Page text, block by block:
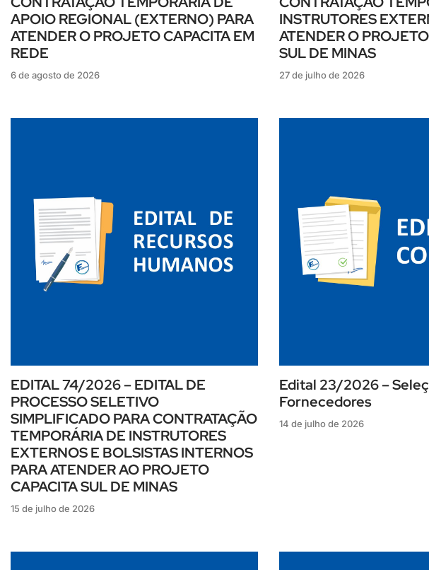
APOIO REGIONAL (EXTERNO) PARA
ATENDER O PROJETO CAPACITA EM
REDE
6 de agosto de 2026
INSTRUTORES
ATENDER O
SUL DE MINAS
27 de julho de 2026
EDITAL 74/2026 – EDITAL DE
PROCESSO SELETIVO
SIMPLIFICADO PARA CONTRATAÇÃO
TEMPORÁRIA DE INSTRUTORES
EXTERNOS E BOLSISTAS INTERNOS
PARA ATENDER AO PROJETO
CAPACITA SUL DE MINAS
15 de julho de 2026
Edital 23/2026 –
Fornecedores
14 de julho de 2026